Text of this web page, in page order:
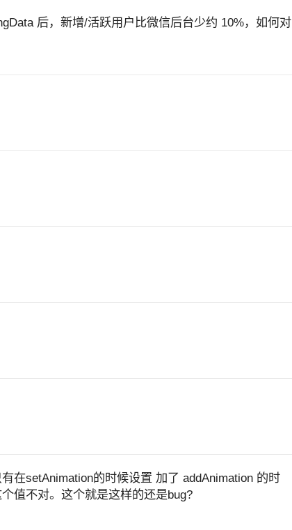
后，新增/活跃用户比微信后台少约 10%，如何对
在setAnimation的时候设置 加了 addAnimation 的时
值不对。这个就是这样的还是bug?